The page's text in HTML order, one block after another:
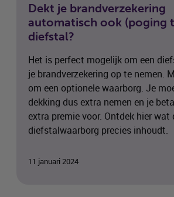
Dekt je brandverzekering
automatisch ook (poging
diefstal?
Het is perfect mogelijk om een
je brandverzekering op te nemen.
om een optionele waarborg. Je
dekking dus extra nemen en je
extra premie voor. Ontdek hier wat
diefstalwaarborg precies inhoudt.
11 januari 2024